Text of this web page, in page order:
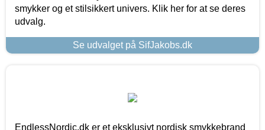
smykker og et stilsikkert univers. Klik her for at se deres
udvalg.
Se udvalget på SifJakobs.dk
EndlessNordic.dk er et eksklusivt nordisk smykkebrand